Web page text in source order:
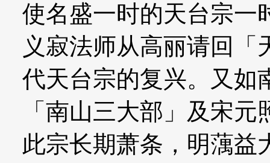
使名盛一时的天台宗一
义寂法师从高丽请回
代天台宗的复兴。又如
「南山三大部」及宋
此宗长期萧条，明蕅益